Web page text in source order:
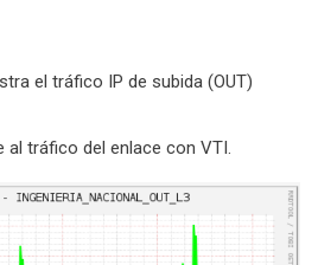
el tráfico IP de subida (OUT)
al tráfico del enlace con VTI.